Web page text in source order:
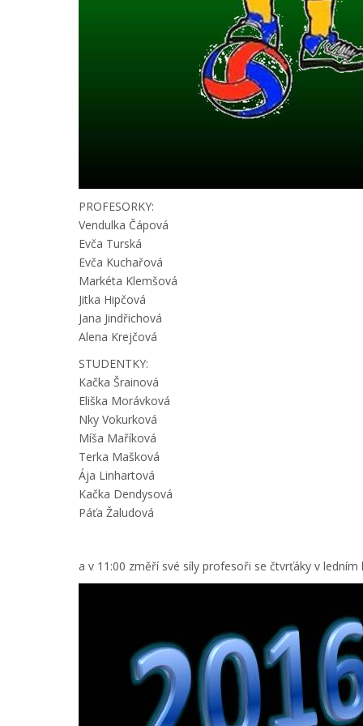
PROFESORKY:
Vendulka Čápová
Evča Turská
Evča Kuchařová
Markéta Klemšová
Jitka Hipčová
Jana Jindřichová
Alena Krejčová
STUDENTKY:
Kačka Šrainová
Eliška Morávková
Nky Vokurková
Míša Maříková
Terka Mašková
Ája Linhartová
Kačka Dendysová
Páťa Žaludová
a v 11:00 změří své síly profesoři se čtvrťáky v ledním